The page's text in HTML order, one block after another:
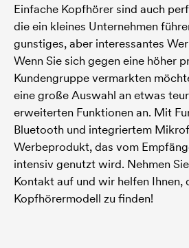
Einfache Kopfhörer sind auch
die ein kleines Unternehmen
gunstiges, aber interessantes
Wenn Sie sich gegen eine höher
Kundengruppe vermarkten
eine große Auswahl an etwas
erweiterten Funktionen an. Mit
Bluetooth und integriertem
Werbeprodukt, das vom
intensiv genutzt wird. Nehmen
Kontakt auf und wir helfen Ihnen,
Kopfhörermodell zu finden!